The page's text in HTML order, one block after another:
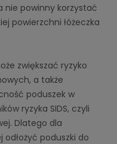
nie powinny korzystać
powierzchni łóżeczka
zwiększać ryzyko
a także
poduszek w
ryzyka SIDS, czyli
Dlatego dla
poduszki do